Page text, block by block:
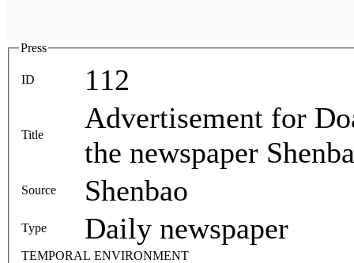
Press
ID 112
Title
Advertisement for
the newspaper
Source Shenbao
Type Daily newspaper
TEMPORAL ENVIRONMENT